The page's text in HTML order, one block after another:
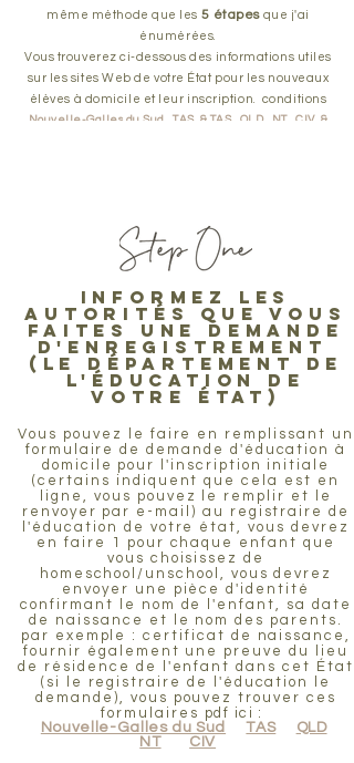
même méthode que les 5 étapes que j'ai
énumérées.
Vous trouverez ci-dessous des informations utiles
sur les sites Web de votre État pour les nouveaux
élèves à domicile et leur inscription. conditions
Nouvelle-Galles du Sud TAS & TAS QLD NT CIV &
Informez les
autorités que vous
faites une demande
d'enregistrement
(le département de
l'éducation de
votre état)
Vous pouvez le faire en remplissant un
formulaire de demande d'éducation à
domicile pour l'inscription initiale
(certains indiquent que cela est en
ligne, vous pouvez le remplir et le
renvoyer par e-mail) au registraire de
l'éducation de votre état, vous devrez
en faire 1 pour chaque enfant que
vous choisissez de
homeschool/unschool, vous devrez
envoyer une pièce d'identité
confirmant le nom de l'enfant, sa date
de naissance et le nom des parents.
par exemple : certificat de naissance,
fournir également une preuve du lieu
de résidence de l'enfant dans cet État
(si le registraire de l'éducation le
demande), vous pouvez trouver ces
formulaires pdf ici :
Nouvelle-Galles du Sud
TAS
QLD
NT
CIV